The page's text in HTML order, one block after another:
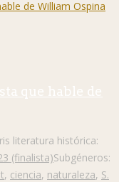
que hable de
literatura histórica:
(finalista)Subgéneros:
, ciencia, naturaleza, S.